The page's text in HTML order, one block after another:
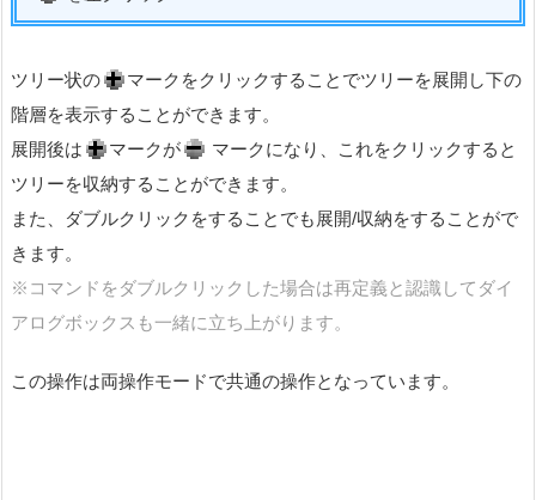
ツリー状の
マークをクリックすることでツリーを展開し下の
階層を表示することができます。
展開後は
マークが
マークになり、これをクリックすると
ツリーを収納することができます。
また、ダブルクリックをすることでも展開/収納をすることがで
きます。
※コマンドをダブルクリックした場合は再定義と認識してダイ
アログボックスも一緒に立ち上がります。
この操作は両操作モードで共通の操作となっています。